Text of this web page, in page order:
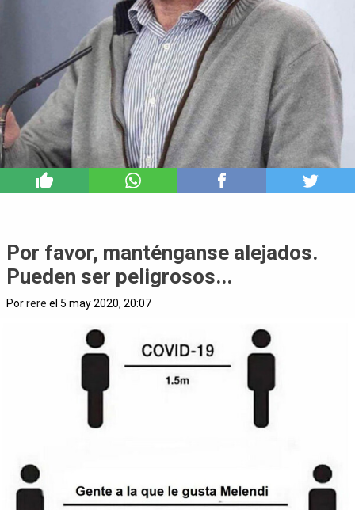
Por favor, manténganse alejados.
Pueden ser peligrosos...
Porrere el 5 may 2020, 20:07